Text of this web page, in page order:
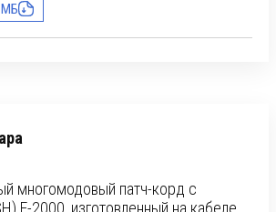
МБ
многомодовый патч-корд с
E-2000, изготовленный на кабеле